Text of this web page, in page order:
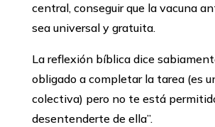
central, conseguir que la vacuna
sea universal y gratuita.
La reflexión bíblica dice
obligado a completar la tarea (es
colectiva) pero no te está
desentenderte de ella”.